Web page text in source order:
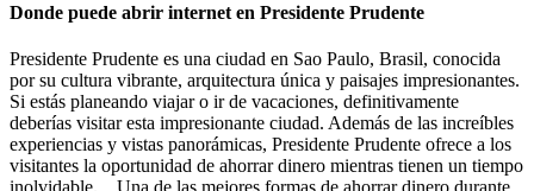
Donde puede abrir internet en Presidente Prudente
Presidente Prudente es una ciudad en Sao Paulo, Brasil, conocida
por su cultura vibrante, arquitectura única y paisajes impresionantes.
Si estás planeando viajar o ir de vacaciones, definitivamente
deberías visitar esta impresionante ciudad. Además de las increíbles
experiencias y vistas panorámicas, Presidente Prudente ofrece a los
visitantes la oportunidad de ahorrar dinero mientras tienen un tiempo
inolvidable. Una de las mejores formas de ahorrar dinero durante